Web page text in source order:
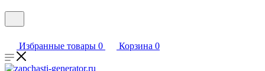
Избранные товары 0 Корзина 0